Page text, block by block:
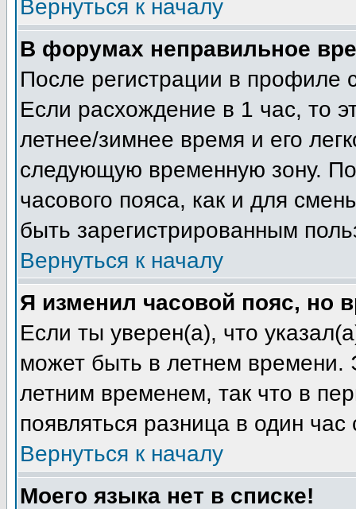
Вернуться к началу
В форумах неправильное
После регистрации в профиле
Если расхождение в 1 час, то
летнее/зимнее время и его
следующую временную зону.
часового пояса, как и для
быть зарегистрированным
Вернуться к началу
Я изменил часовой пояс, но
Если ты уверен(а), что
может быть в летнем времени.
летним временем, так что в
появляться разница в один
Вернуться к началу
Моего языка нет в списке!